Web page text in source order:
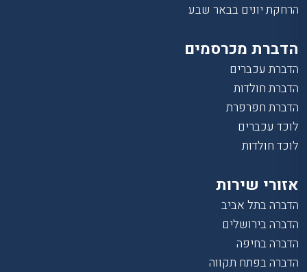
הרחקת יונים בבאר שבע
הדברת מכרסמים
הדברת עכברים
הדברת חולדות
הדברת חפרפרת
לוכד עכברים
לוכד חולדות
אזורי שירות
הדברה בתל אביב
הדברה בירושלים
הדברה בחיפה
הדברה בפתח תקווה